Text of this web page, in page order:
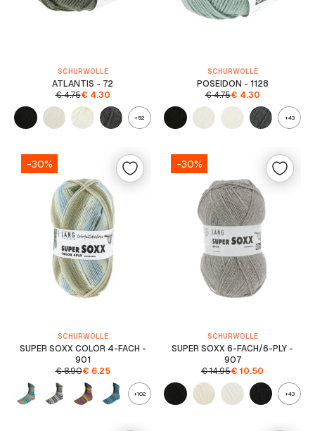
SCHURWOLLE
ATLANTIS - 72
€4.75€ 4.30
+52
SCHURWOLLE
POSEIDON - 1128
€4.75€ 4.30
+43
-30%
SCHURWOLLE
SUPER SOXX COLOR 4-FACH -
901
€8.90€ 6.25
+102
-30%
SCHURWOLLE
SUPER SOXX 6-FACH/6-PLY -
907
€14.95€ 10.50
+43